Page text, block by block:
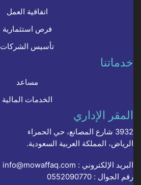
اتفاقية العمل
فرص استثمارية
تأسيس الشركات
خدماتنا
مساعد
الخدمات المالية
المقر الإداري
3932 شارع المصانع، حي الحمراء
الرياض، المملكة العربية السعودية.
البريد الإلكتروني : info@mowaffaq.com
رقم الجوال : 0552090770